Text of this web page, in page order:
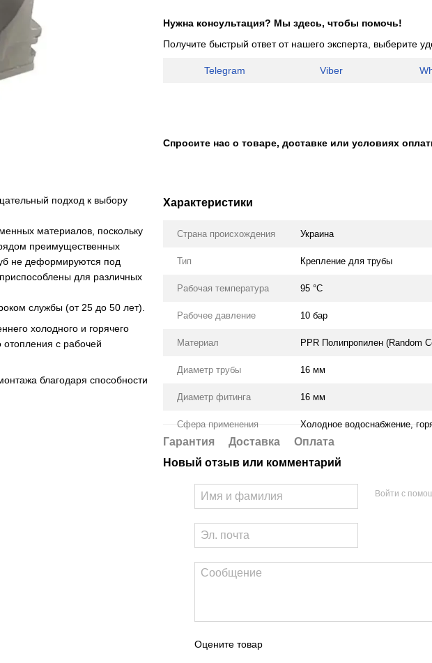
подход к выбору
материалов, поскольку
преимущественных
не деформируются под
для различных
службы (от 25 до 50 лет).
холодного и горячего
отопления с рабочей
благодаря способности
Нужна консультация? Мы здесь, чтобы помочь!
Получите быстрый ответ от нашего эксперта, выберите
Telegram Viber
Спросите нас о товаре, доставке или условиях
Характеристики
Страна происхождения Украина
Тип Крепление для трубы
Рабочая температура 95 °C
Рабочее давление 10 бар
Материал PPR Полипропилен (Random
Диаметр трубы 16 мм
Диаметр фитинга 16 мм
Сфера применения Холодное водоснабжение,
Гарантия Доставка
Оплата
Новый отзыв или комментарий
Войти с
Оцените товар